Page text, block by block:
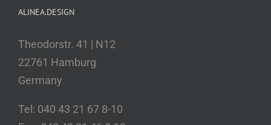
ALINEA.DESIGN
Theodorstr. 41 | N12
22761 Hamburg
Germany
Tel: 040 43 21 67 8-10